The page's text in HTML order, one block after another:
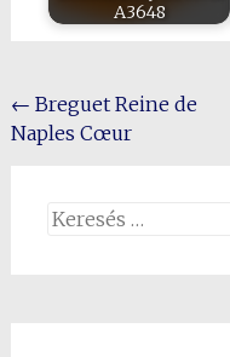
A3648
Post
navigation
← Breguet Reine de
Naples Cœur
Search